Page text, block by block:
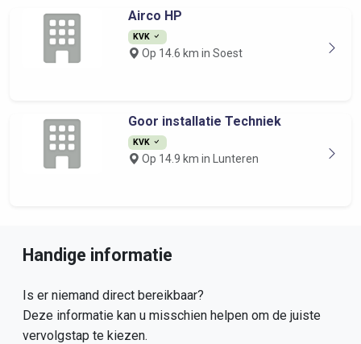
Airco HP
KVK
Op 14.6 km in Soest
Goor installatie Techniek
KVK
Op 14.9 km in Lunteren
Handige informatie
Is er niemand direct bereikbaar?
Deze informatie kan u misschien helpen om de juiste
vervolgstap te kiezen.